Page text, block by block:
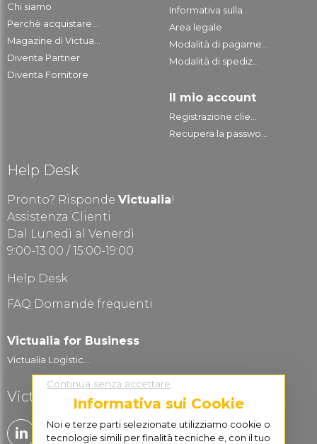
Chi siamo
Perchè acquistare...
Magazine di Victua...
Diventa Partner
Diventa Fornitore
Informativa sulla...
Area legale
Modalità di pagame...
Modalità di spediz...
Il mio account
Registrazione clie...
Recupera la passwo...
Help Desk
Pronto? Risponde Victualia!
Assistenza Clienti
Dal Lunedì al Venerdì
9:00-13.00 / 15:00-19:00
Help Desk
FAQ Domande frequenti
Victualia for Business
Victualia Logistic...
Victualia è social
Continua senza accettare
Informativa sui Cookie
Noi e terze parti selezionate utilizziamo cookie o
tecnologie simili per finalità tecniche e, con il tuo